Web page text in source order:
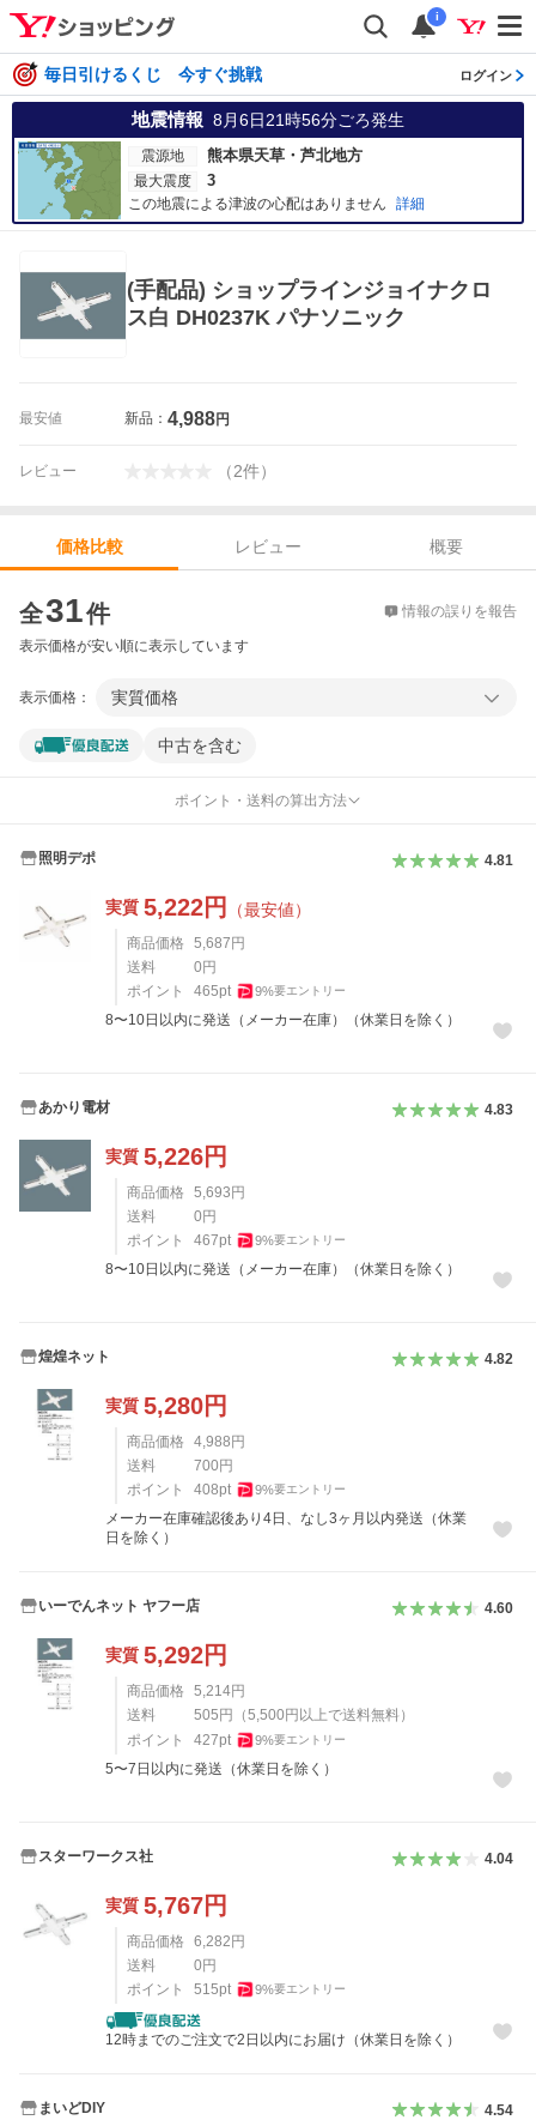
i
毎日引けるくじ 今すぐ挑戦 ログイン
地震情報 8月6日21時56分ごろ発生
震源地 熊本県天草・芦北地方
最大震度 3
この地震による津波の心配はありません 詳細
(手配品) ショップラインジョイナクロ
ス白 DH0237K パナソニック
最安値 新品： 4,988円
レビュー （2件）
価格比較 レビュー
概要
全31件 情報の誤りを報告
表示価格が安い順に表示しています
表示価格： 実質価格
中古を含む
ポイント・送料の算出方法
照明デポ 4.81
実質 5,222円 （最安値）
商品価格 5,687 円
送料
0 円
ポイント
465pt 9%要エントリー
8〜10日以内に発送（メーカー在庫）（休業日を除く）
あかり電材 4.83
実質 5,226円
商品価格 5,693 円
送料
0 円
ポイント
467pt 9%要エントリー
8〜10日以内に発送（メーカー在庫）（休業日を除く）
煌煌ネット 4.82
実質 5,280円
商品価格 4,988 円
送料
700 円
ポイント
408pt 9%要エントリー
メーカー在庫確認後あり4日、なし3ヶ月以内発送（休業
日を除く）
いーでんネット ヤフー店 4.60
実質 5,292円
商品価格 5,214円
送料
505 円 （5,500 円以上で送料無料）
ポイント
427pt 9%要エントリー
5〜7日以内に発送（休業日を除く）
スターワークス社 4.04
実質 5,767円
商品価格 6,282 円
送料
0 円
ポイント
515pt 9%要エントリー
12時までのご注文で2日以内にお届け（休業日を除く）
まいどDIY 4.54